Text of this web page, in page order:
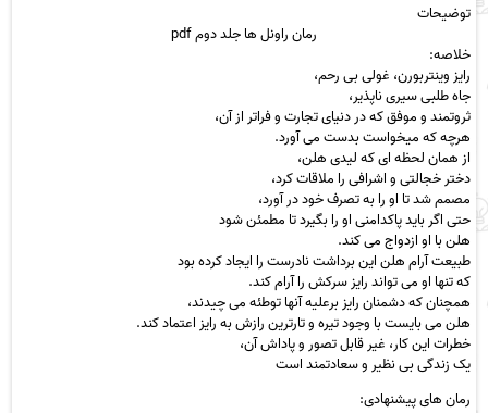
توضیحات
رمان راونل ها جلد دوم pdf
خلاصه:
رایز وینتربورن، غولی بی رحم،
جاه طلبی سیری ناپذیر،
ثروتمند و موفق که در دنیای تجارت و فراتر از آن،
هرچه که میخواست بدست می آورد.
از همان لحظه ای که لیدی هلن،
دختر خجالتی و اشرافی را ملاقات کرد،
مصمم شد تا او را به تصرف خود در آورد،
حتی اگر باید پاکدامنی او را بگیرد تا مطمئن شود
هلن با او ازدواج می کند.
طبیعت آرام هلن این برداشت نادرست را ایجاد کرده بود
که تنها او می تواند رایز سرکش را آرام کند.
همچنان که دشمنان رایز برعلیه آنها توطئه می چیدند،
هلن می بایست با وجود تیره و تارترین رازش به رایز اعتماد کند.
خطرات این کار، غیر قابل تصور و پاداش آن،
یک زندگی بی نظیر و سعادتمند است
رمان های پیشنهادی: